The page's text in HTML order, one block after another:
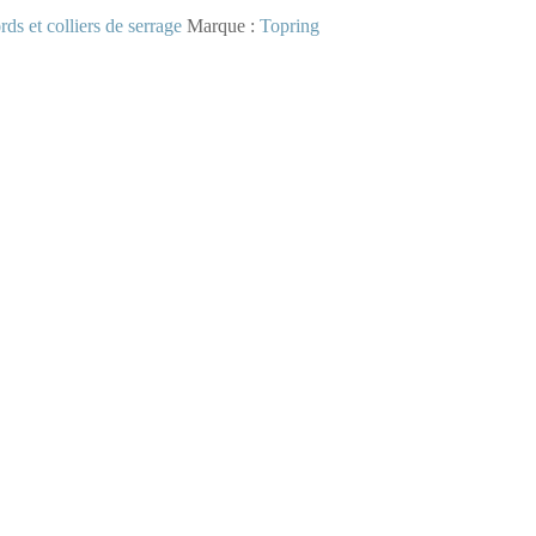
et colliers de serrage Marque : Topring